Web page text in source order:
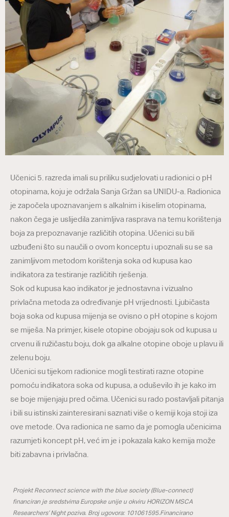
Učenici 5. razreda imali su priliku sudjelovati u radionici o pH
otopinama, koju je održala Sanja Gržan sa UNIDU-a. Radionica
je započela upoznavanjem s alkalnim i kiselim otopinama,
nakon čega je uslijedila zanimljiva rasprava na temu korištenja
boja za prepoznavanje različitih otopina. Učenici su bili
uzbuđeni što su naučili o ovom konceptu i upoznali su se sa
zanimljivom metodom korištenja soka od kupusa kao
indikatora za testiranje različitih rješenja.
Sok od kupusa kao indikator je jednostavna i vizualno
privlačna metoda za određivanje pH vrijednosti. Ljubičasta
boja soka od kupusa mijenja se ovisno o pH otopine s kojom
se miješa. Na primjer, kisele otopine obojaju sok od kupusa u
crvenu ili ružičastu boju, dok ga alkalne otopine oboje u plavu ili
zelenu boju.
Učenici su tijekom radionice mogli testirati razne otopine
pomoću indikatora soka od kupusa, a oduševilo ih je kako im
se boje mijenjaju pred očima. Učenici su rado postavljali pitanja
i bili su istinski zainteresirani saznati više o kemiji koja stoji iza
ove metode. Ova radionica ne samo da je pomogla učenicima
razumjeti koncept pH, već im je i pokazala kako kemija može
biti zabavna i privlačna.
Projekt Reconnect science with the blue society (Blue-connect)
financiran je sredstvima Europske unije u okviru HORIZON MSCA
Researchers’ Night poziva. Broj ugovora: 101061595.Financirano